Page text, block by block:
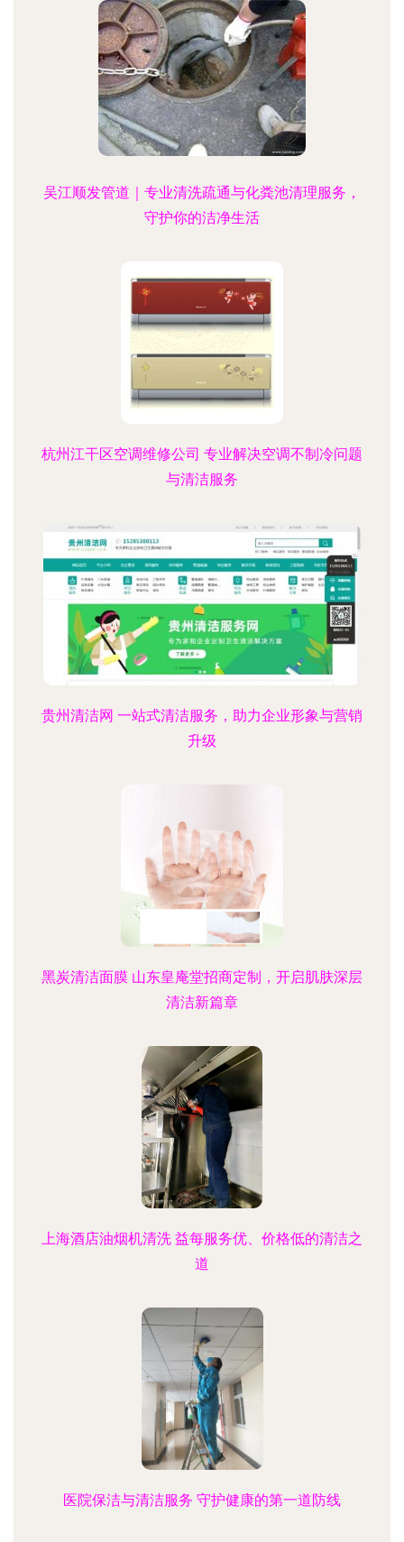
吴江顺发管道｜专业清洗疏通与化粪池清理服务，
守护你的洁净生活
杭州江干区空调维修公司 专业解决空调不制冷问题
与清洁服务
贵州清洁网 一站式清洁服务，助力企业形象与营销
升级
黑炭清洁面膜 山东皇庵堂招商定制，开启肌肤深层
清洁新篇章
上海酒店油烟机清洗 益每服务优、价格低的清洁之
道
医院保洁与清洁服务 守护健康的第一道防线